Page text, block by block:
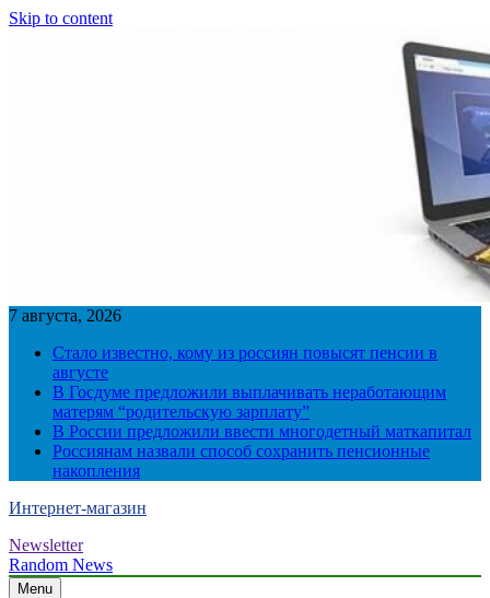
Skip to content
7 августа, 2026
Стало известно, кому из россиян повысят пенсии в
августе
В Госдуме предложили выплачивать неработающим
матерям “родительскую зарплату”
В России предложили ввести многодетный маткапитал
Россиянам назвали способ сохранить пенсионные
накопления
Интернет-магазин
Newsletter
Random News
Menu